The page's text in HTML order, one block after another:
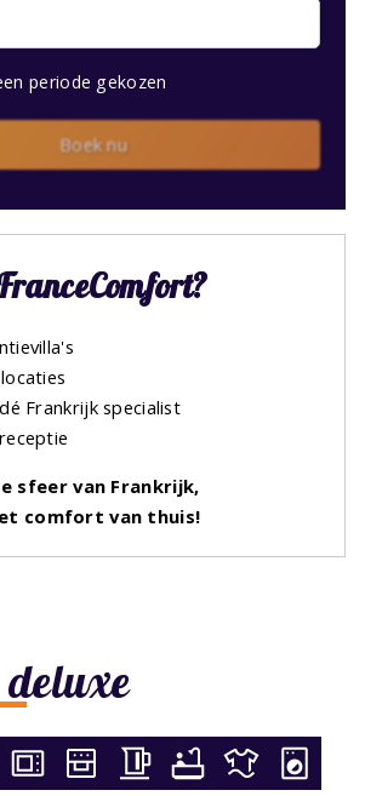
periode gekozen
Boek nu
Frankrijk specialist
sfeer van Frankrijk,
comfort van thuis!